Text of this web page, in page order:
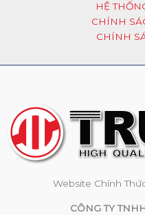
HỆ
CHÍNH
CHÍNH
Website Chính
CÔNG TY